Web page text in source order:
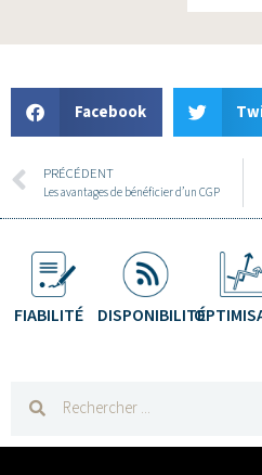
Facebook
PRÉCÉDENT
Les avantages de bénéficier d’un CGP
FIABILITÉ DISPONIBILITÉ